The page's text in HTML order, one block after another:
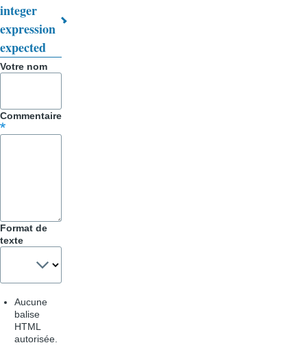
pour
Trucs
&
integer
expression
expected
Votre nom
Commentaire
Format de
texte
Aucune
balise
HTML
autorisée.